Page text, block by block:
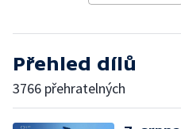
Přehled dílů
3766 přehratelných